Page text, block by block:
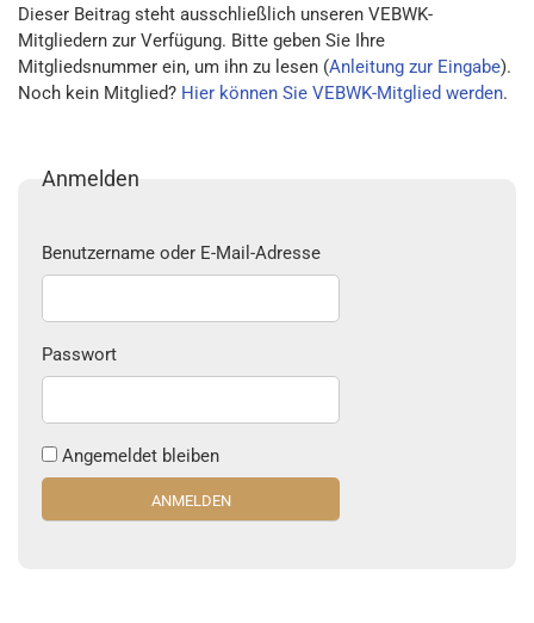
Dieser Beitrag steht ausschließlich unseren VEBWK-
Mitgliedern zur Verfügung. Bitte geben Sie Ihre
Mitgliedsnummer ein, um ihn zu lesen (Anleitung zur Eingabe).
Noch kein Mitglied? Hier können Sie VEBWK-Mitglied werden.
Anmelden
Benutzername oder E-Mail-Adresse
Passwort
Angemeldet bleiben